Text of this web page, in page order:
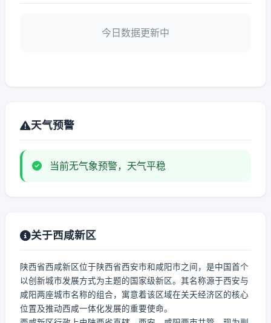
今日数据更新中
天气预警
当前无气象预警，天气平稳
关于西咸新区
陕西省西咸新区位于陕西省西安市和咸阳市之间，是中国首个
以创新城市发展方式为主题的国家级新区。其名称源于西安与
咸阳两座城市名称的组合，寓意着该区域在关天经济区的核心
位置及推动西咸一体化发展的重要使命。